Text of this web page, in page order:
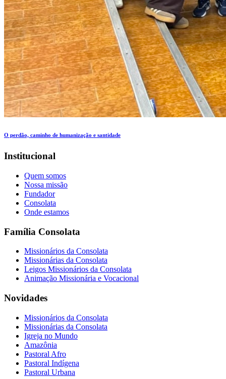
O perdão, caminho de humanização e santidade
Institucional
Quem somos
Nossa missão
Fundador
Consolata
Onde estamos
Família Consolata
Missionários da Consolata
Missionárias da Consolata
Leigos Missionários da Consolata
Animação Missionária e Vocacional
Novidades
Missionários da Consolata
Missionárias da Consolata
Igreja no Mundo
Amazônia
Pastoral Afro
Pastoral Indígena
Pastoral Urbana